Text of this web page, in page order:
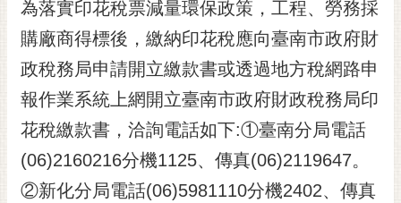
為落實印花稅票減量環保政策，工程、勞務採
購廠商得標後，繳納印花稅應向臺南市政府財
政稅務局申請開立繳款書或透過地方稅網路申
報作業系統上網開立臺南市政府財政稅務局印
花稅繳款書，洽詢電話如下:①臺南分局電話
(06)2160216分機1125、傳真(06)2119647。
②新化分局電話(06)5981110分機2402、傳真